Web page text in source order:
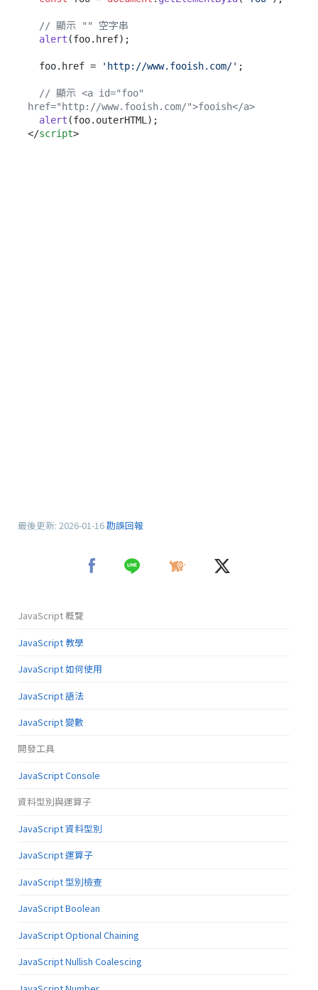
// 顯示 "" 空字串
alert (foo. href);
  foo.
href = 'http://www.fooish.com/' ;
// 顯示 <a id="foo"
href="http://www.fooish.com/">fooish</a>
alert (foo. outerHTML
</script>
最後更新: 2026-01-16勘誤回報
JavaScript 概覽
JavaScript 教學
JavaScript 如何使用
JavaScript 語法
JavaScript 變數
開發工具
JavaScript Console
資料型別與運算子
JavaScript 資料型別
JavaScript 運算子
JavaScript 型別檢查
JavaScript Boolean
JavaScript Optional Chaining
JavaScript Nullish Coalescing